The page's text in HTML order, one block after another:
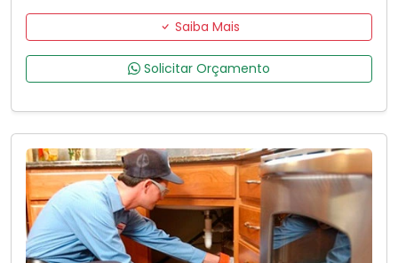
Saiba Mais
Solicitar Orçamento